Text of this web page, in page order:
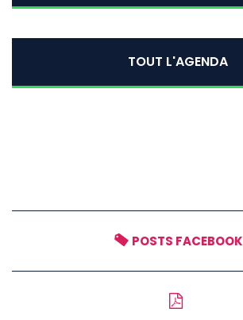
TOUT L'AGENDA
POSTS FACEBOOK